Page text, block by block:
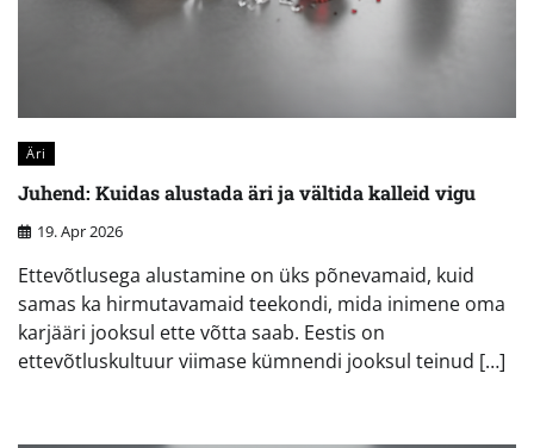
Äri
Juhend: Kuidas alustada äri ja vältida kalleid vigu
19. Apr 2026
Ettevõtlusega alustamine on üks põnevamaid, kuid
samas ka hirmutavamaid teekondi, mida inimene oma
karjääri jooksul ette võtta saab. Eestis on
ettevõtluskultuur viimase kümnendi jooksul teinud […]